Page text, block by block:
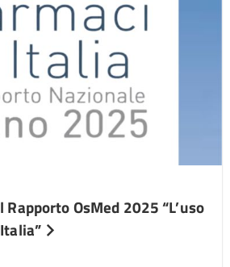
Rapporto OsMed 2025 “L’uso